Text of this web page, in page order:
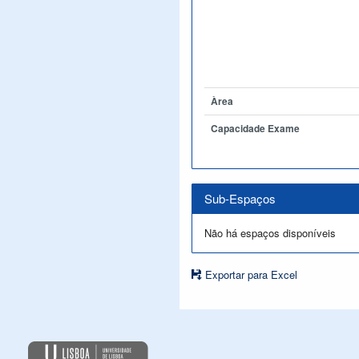
Àrea
Capacidade Exame
Sub-Espaços
Não há espaços disponíveis
Exportar para Excel